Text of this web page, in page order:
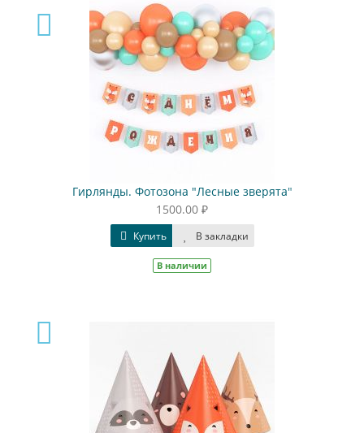
Гирлянды. Фотозона "Лесные зверята"
1500.00 ₽
Купить В закладки
В наличии